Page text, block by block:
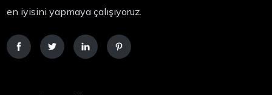
en iyisini yapmaya çalışıyoruz.